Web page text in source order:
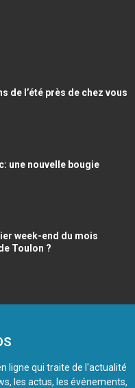
de l’été près de chez vous
une nouvelle bougie
week-end du mois
Toulon ?
ligne qui traite de l'actualité
les actus, les événements,